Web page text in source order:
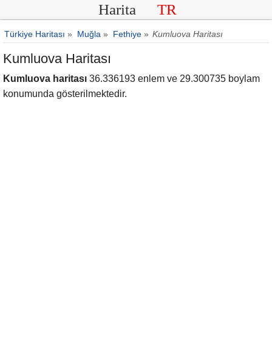
Harita TR
Türkiye Haritası » Muğla » Fethiye » Kumluova Haritası
Kumluova Haritası
Kumluova haritası 36.336193 enlem ve 29.300735 boylam
konumunda gösterilmektedir.